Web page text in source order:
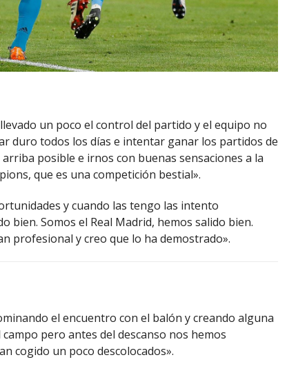
un poco el control del partido y el equipo no
duro todos los días e intentar ganar los partidos de
posible e irnos con buenas sensaciones a la
que es una competición bestial».
y cuando las tengo las intento
bien. Somos el Real Madrid, hemos salido bien.
profesional y creo que lo ha demostrado».
el encuentro con el balón y creando alguna
pero antes del descanso nos hemos
cogido un poco descolocados».